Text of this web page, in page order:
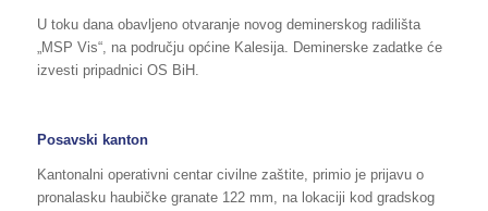
U toku dana obavljeno otvaranje novog deminerskog radilišta
„MSP Vis“, na području općine Kalesija. Deminerske zadatke će
izvesti pripadnici OS BiH.
Posavski kanton
Kantonalni operativni centar civilne zaštite, primio je prijavu o
pronalasku haubičke granate 122 mm, na lokaciji kod gradskog